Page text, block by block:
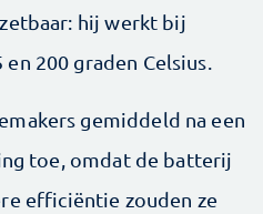
hij werkt bij
200 graden Celsius.
gemiddeld na een
toe, omdat de batterij
efficiëntie zouden ze